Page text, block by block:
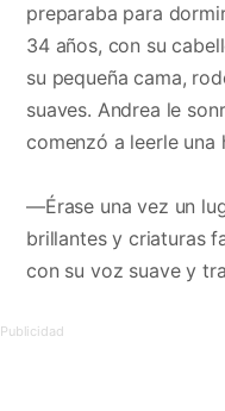
preparaba para
34 años, con su
su pequeña cama,
suaves. Andrea le
comenzó a leerle una
—Érase una vez un
brillantes y criaturas
con su voz suave y